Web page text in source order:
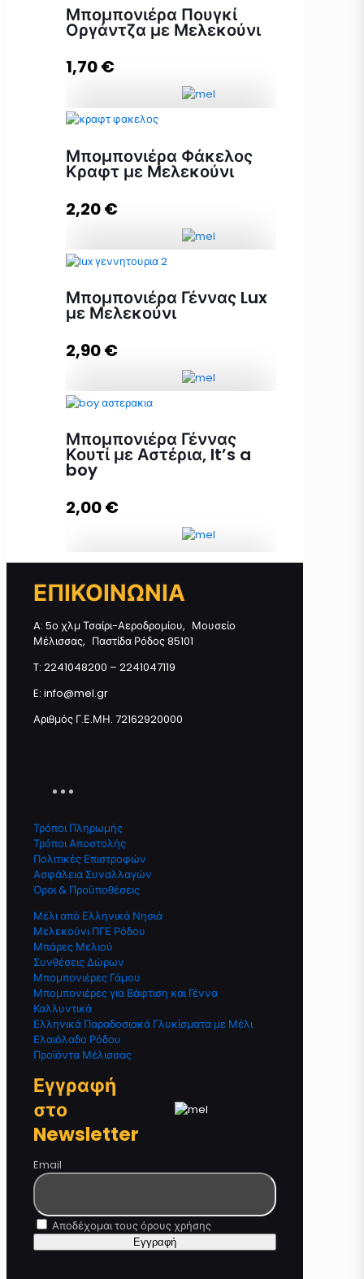
Μπομπονιέρα Πουγκί
Οργάντζα με Μελεκούνι
1,70€
Μελεκούνι ποσότητα
Προσθήκη στο καλάθι
Μπομπονιέρα Φάκελος
Κραφτ με Μελεκούνι
2,20€
Μελεκούνι ποσότητα
Προσθήκη στο καλάθι
Μπομπονιέρα Γέννας Lux
με Μελεκούνι
2,90€
Μελεκούνι ποσότητα
Μπομπονιέρα Γέννας
Κουτί με Αστέρια, It’s a
boy
2,00€
Μπομπονιέρα Γέννας Κουτί με
Αστέρια, It's a boy ποσότητα
Προσθήκη στο καλάθι
ΕΠΙΚΟΙΝΩΝΙΑ
A: 5ο χλμ Τσαίρι-Αεροδρομίου, Μουσείο
Μέλισσας, Παστίδα Ρόδος 85101
T: 2241048200 – 2241047119
E: info@mel.gr
Αριθμός Γ.Ε.ΜΗ. 72162920000
Τρόποι Πληρωμής
Τρόποι Αποστολής
Πολιτικές Επιστροφών
Ασφάλεια Συναλλαγών
Όροι & Προϋποθέσεις
Μέλι από Ελληνικά Νησιά
Μελεκούνι ΠΓΕ Ρόδου
Μπάρες Μελιού
Συνθέσεις Δώρων
Μπομπονιέρες Γάμου
Μπομπονιέρες για Βάφτιση και Γέννα
Καλλυντικά
Ελληνικά Παραδοσιακά Γλυκίσματα με Μέλι
Ελαιόλαδο Ρόδου
Προϊόντα Μέλισσας
Εγγραφή
στο
Newsletter
Email
Αποδέχομαι τους όρους χρήσης